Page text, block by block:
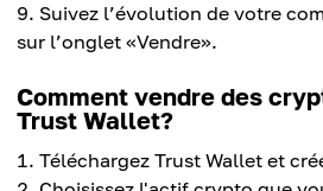
Suivez l’évolution de votre
sur l’onglet «Vendre».
Comment vendre des
Trust Wallet?
Téléchargez Trust Wallet et